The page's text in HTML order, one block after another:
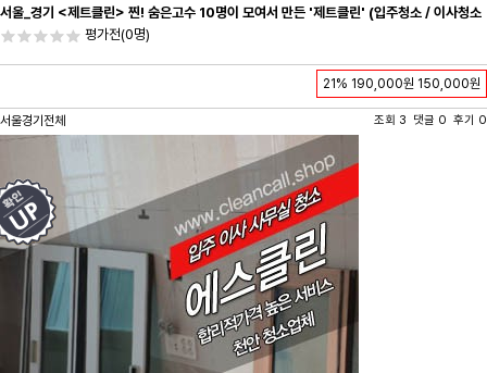
서울_경기 <제트클린> 찐! 숨은고수 10명이 모여서 만든 '제트클린' (입주청소 / 이사청소
/ 줄눈시공) 항상 꼼꼼하게 친절하게 응대하겠습니다^-^
평가전(0명)
21% 190,000원 150,000원
서울경기전체 조회 3 댓글 0 후기 0